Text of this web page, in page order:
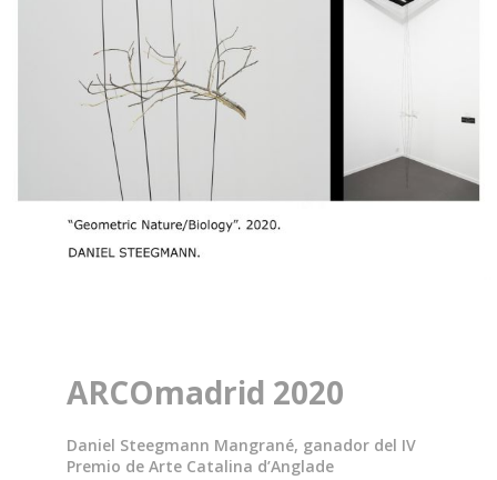
ARCOmadrid 2020
Daniel Steegmann Mangrané, ganador del IV
Premio de Arte Catalina d’Anglade